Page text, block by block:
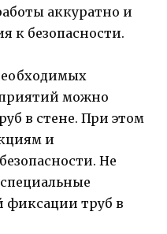
аккуратно и
к безопасности.
можно
в стене. При этом
и
Не
фиксации труб в